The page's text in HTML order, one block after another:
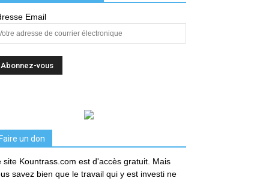
Email
Faire un don
site Kountrass.com est d'accès gratuit. Mais
savez bien que le travail qui y est investi ne